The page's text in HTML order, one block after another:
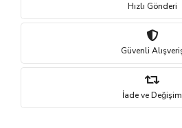
Hızlı Gönderi
Güvenli
İade ve Değişim